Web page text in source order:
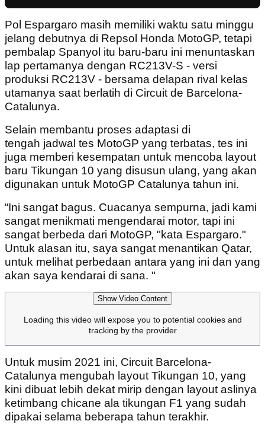
Pol Espargaro masih memiliki waktu satu minggu
jelang debutnya di Repsol Honda MotoGP, tetapi
pembalap Spanyol itu baru-baru ini menuntaskan
lap pertamanya dengan RC213V-S - versi
produksi RC213V - bersama delapan rival kelas
utamanya saat berlatih di Circuit de Barcelona-
Catalunya.
Selain membantu proses adaptasi di
tengah jadwal tes MotoGP yang terbatas, tes ini
juga memberi kesempatan untuk mencoba layout
baru Tikungan 10 yang disusun ulang, yang akan
digunakan untuk MotoGP Catalunya tahun ini.
“Ini sangat bagus. Cuacanya sempurna, jadi kami
sangat menikmati mengendarai motor, tapi ini
sangat berbeda dari MotoGP, "kata Espargaro."
Untuk alasan itu, saya sangat menantikan Qatar,
untuk melihat perbedaan antara yang ini dan yang
akan saya kendarai di sana. "
Show Video Content
Loading this video will expose you to potential cookies and
tracking by the provider
Untuk musim 2021 ini, Circuit Barcelona-
Catalunya mengubah layout Tikungan 10, yang
kini dibuat lebih dekat mirip dengan layout aslinya
ketimbang chicane ala tikungan F1 yang sudah
dipakai selama beberapa tahun terakhir.